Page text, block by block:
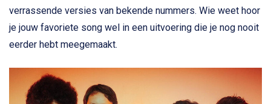
verrassende versies van bekende nummers. Wie weet hoor
je jouw favoriete song wel in een uitvoering die je nog nooit
eerder hebt meegemaakt.